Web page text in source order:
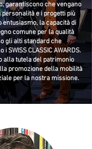
garantiscono che vengano
e i progetti più
la capacità di
comune per la qualità
gli alti standard che
SWISS CLASSIC AWARDS.
alla tutela del patrimonio
promozione della mobilità
per la nostra missione.